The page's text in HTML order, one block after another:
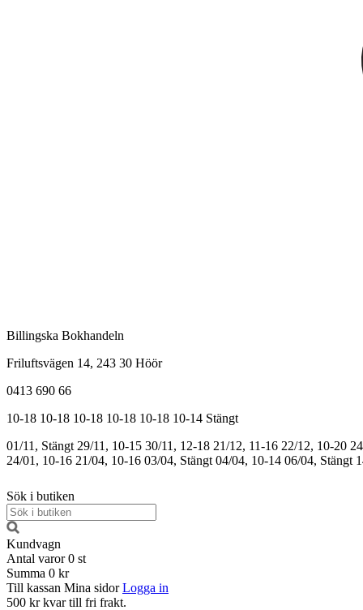
Billingska Bokhandeln
Friluftsvägen 14, 243 30 Höör
0413 690 66
10-18 10-18 10-18 10-18 10-18 10-14 Stängt
01/11, Stängt 29/11, 10-15 30/11, 12-18 21/12, 11-16 22/12, 10-20
24/01, 10-16 21/04, 10-16 03/04, Stängt 04/04, 10-14 06/04, Stängt
Sök i butiken
Kundvagn
Antal varor 0 st
Summa 0 kr
Till kassan Mina sidor Logga in
500 kr kvar till fri frakt.